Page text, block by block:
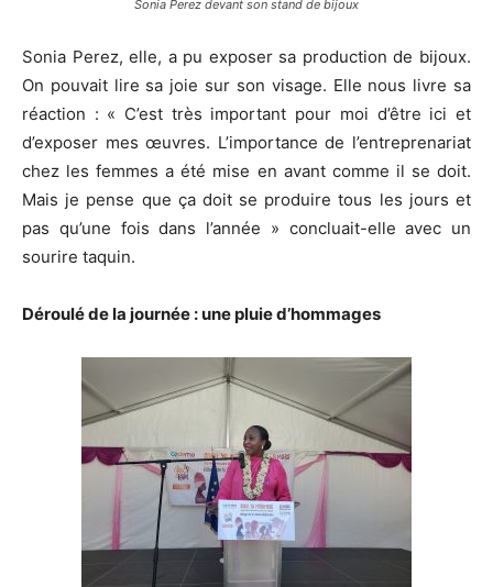
Sonia Perez devant son stand de bijoux
Sonia Perez, elle, a pu exposer sa production de bijoux.
On pouvait lire sa joie sur son visage. Elle nous livre sa
réaction : « C’est très important pour moi d’être ici et
d’exposer mes œuvres. L’importance de l’entreprenariat
chez les femmes a été mise en avant comme il se doit.
Mais je pense que ça doit se produire tous les jours et
pas qu’une fois dans l’année » concluait-elle avec un
sourire taquin.
Déroulé de la journée : une pluie d’hommages